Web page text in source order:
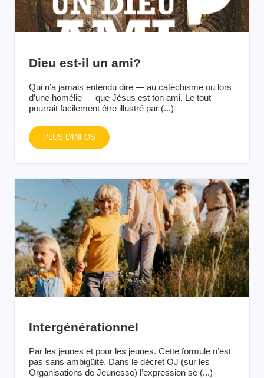
Dieu est-il un ami?
Qui n’a jamais entendu dire — au catéchisme ou lors
d’une homélie — que Jésus est ton ami. Le tout
pourrait facilement être illustré par (...)
PLUS D'INFOS
Intergénérationnel
Par les jeunes et pour les jeunes. Cette formule n’est
pas sans ambigüité. Dans le décret OJ (sur les
Organisations de Jeunesse) l’expression se (...)